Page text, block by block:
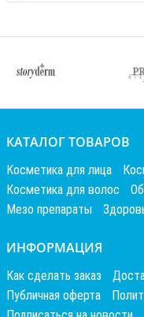
КАТАЛОГ ТОВАРОВ
Косметика для лица
Косметика для волос
Мезо препараты
ИНФОРМАЦИЯ
Как сделать заказ
Публичная оферта